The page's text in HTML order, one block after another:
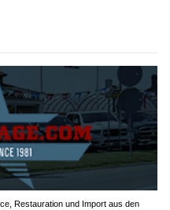
Restauration und Import aus den